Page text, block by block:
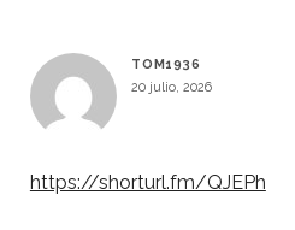
TOM1936
20 julio, 2026
https://shorturl.fm/QJEPh